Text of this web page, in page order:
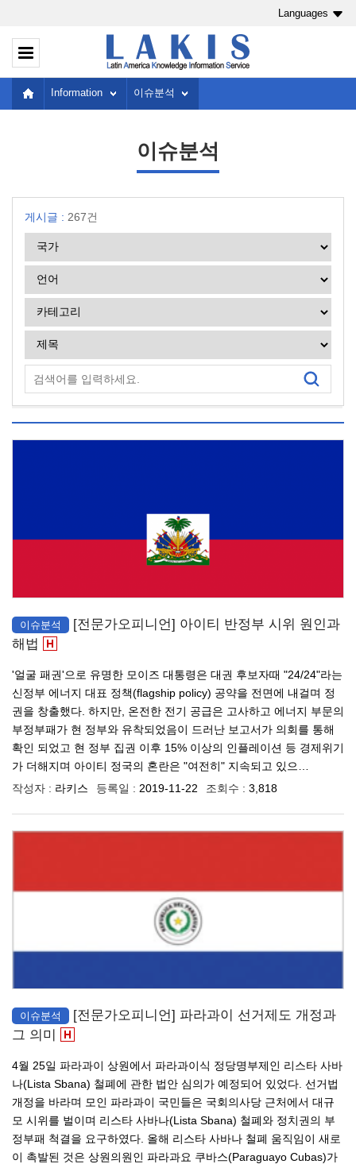
Languages
Information 이슈분석
이슈분석
게시글 : 267건
이슈분석
[전문가오피니언] 아이티 반정부 시위 원인과
해법
'얼굴 패권'으로 유명한 모이즈 대통령은 대권 후보자때 "24/24"라는
신정부 에너지 대표 정책(flagship policy) 공약을 전면에 내걸며 정
권을 창출했다. 하지만, 온전한 전기 공급은 고사하고 에너지 부문의
부정부패가 현 정부와 유착되었음이 드러난 보고서가 의회를 통해
확인 되었고 현 정부 집권 이후 15% 이상의 인플레이션 등 경제위기
가 더해지며 아이티 정국의 혼란은 "여전히" 지속되고 있으…
작성자 : 라키스 등록일 : 2019-11-22 조회수 : 3,818
이슈분석
[전문가오피니언] 파라과이 선거제도 개정과
그 의미
4월 25일 파라과이 상원에서 파라과이식 정당명부제인 리스타 사바
나(Lista Sbana) 철폐에 관한 법안 심의가 예정되어 있었다. 선거법
개정을 바라며 모인 파라과이 국민들은 국회의사당 근처에서 대규
모 시위를 벌이며 리스타 사바나(Lista Sbana) 철폐와 정치권의 부
정부패 척결을 요구하였다. 올해 리스타 사바나 철폐 움직임이 새로
이 촉발된 것은 상원의원인 파라과요 쿠바스(Paraguayo Cubas)가